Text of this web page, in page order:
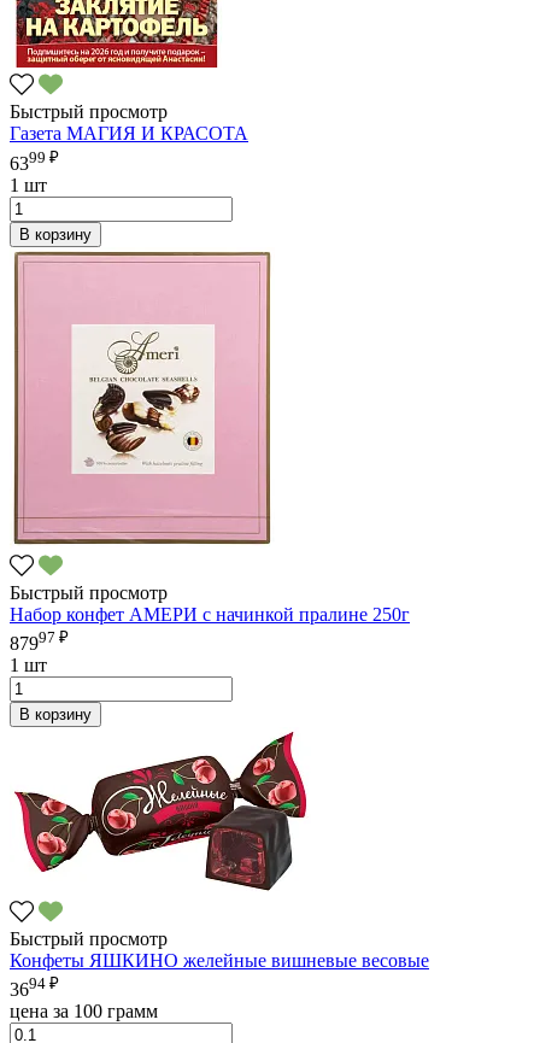
Быстрый просмотр
Газета МАГИЯ И КРАСОТА
6399 ₽
1 шт
В корзину
Быстрый просмотр
Набор конфет АМЕРИ с начинкой пралине 250г
87997 ₽
1 шт
В корзину
Быстрый просмотр
Конфеты ЯШКИНО желейные вишневые весовые
3694 ₽
цена за 100 грамм